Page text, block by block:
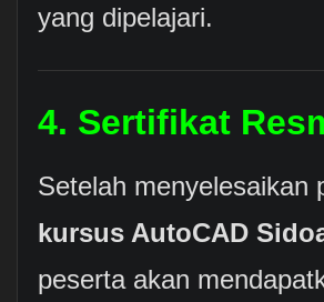
yang dipelajari.
4. Sertifikat
Setelah menyelesaikan
kursus AutoCAD
peserta akan